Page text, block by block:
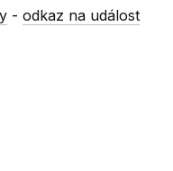
-odkaz na událost